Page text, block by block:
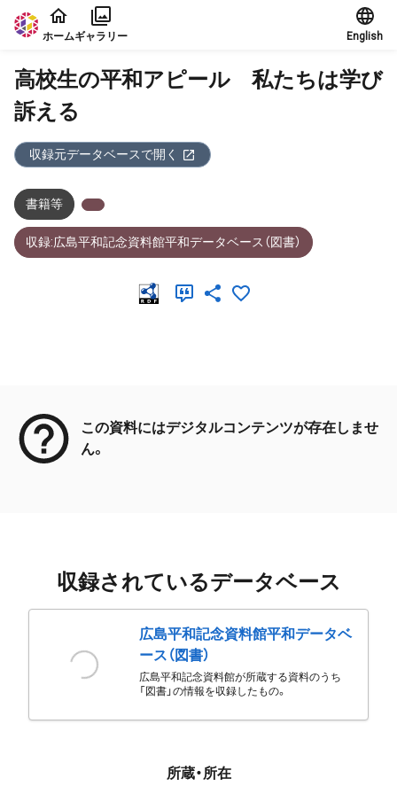
本文に飛ぶ
ホームギャラリー English
高校生の平和アピール 私たちは学び
訴える
収録元データベースで開く
書籍等
収録:広島平和記念資料館平和データベース（図書）
この資料にはデジタルコンテンツが存在しませ
ん。
収録されているデータベース
広島平和記念資料館平和データベ
ース（図書）
広島平和記念資料館が所蔵する資料のうち
「図書」の情報を収録したもの。
所蔵・所在